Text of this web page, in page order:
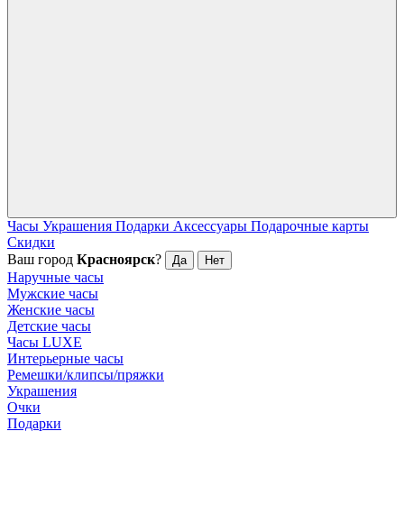
Часы Украшения Подарки Аксессуары Подарочные карты
Скидки
Ваш город Красноярск? Да Нет
Наручные часы
Мужские часы
Женские часы
Детские часы
Часы LUXE
Интерьерные часы
Ремешки/клипсы/пряжки
Украшения
Очки
Подарки